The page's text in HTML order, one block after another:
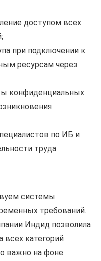
доступом всех
при подключении к
ресурсам через
конфиденциальных
по ИБ и
труда
системы
требований.
Индид позволила
всех категорий
важно на фоне